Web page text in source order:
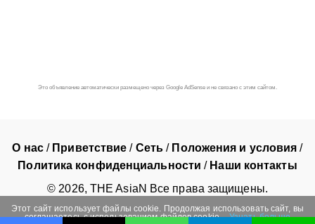
Это объявление автоматически размещено через Google AdSense и не связано с этим сайтом.
О нас/ Приветствие / Сеть / Положения и условия /
Политика конфиденциальности / Наши контакты
© 2026, THE AsiaN Все права защищены.
Этот сайт использует файлы cookie. Продолжая использовать сайт, вы
соглашаетесь с использованием файлов cookie. Узнать больше